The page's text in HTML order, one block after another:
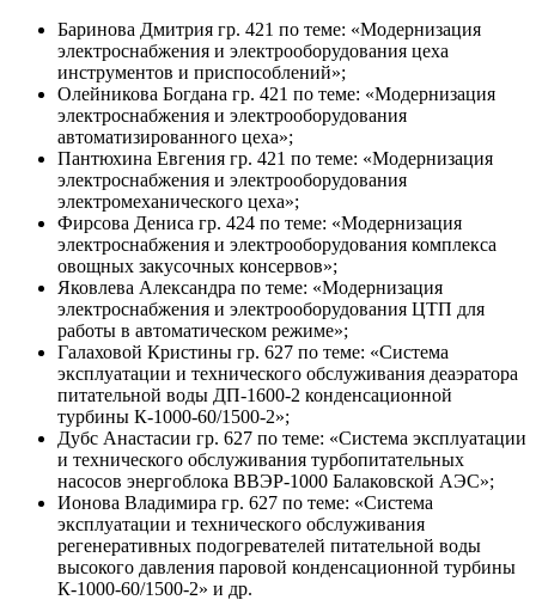
Баринова Дмитрия гр. 421 по теме: «Модернизация
электроснабжения и электрооборудования цеха
инструментов и приспособлений»;
Олейникова Богдана гр. 421 по теме: «Модернизация
электроснабжения и электрооборудования
автоматизированного цеха»;
Пантюхина Евгения гр. 421 по теме: «Модернизация
электроснабжения и электрооборудования
электромеханического цеха»;
Фирсова Дениса гр. 424 по теме: «Модернизация
электроснабжения и электрооборудования комплекса
овощных закусочных консервов»;
Яковлева Александра по теме: «Модернизация
электроснабжения и электрооборудования ЦТП для
работы в автоматическом режиме»;
Галаховой Кристины гр. 627 по теме: «Система
эксплуатации и технического обслуживания деаэратора
питательной воды ДП-1600-2 конденсационной
турбины К-1000-60/1500-2»;
Дубс Анастасии гр. 627 по теме: «Система эксплуатации
и технического обслуживания турбопитательных
насосов энергоблока ВВЭР-1000 Балаковской АЭС»;
Ионова Владимира гр. 627 по теме: «Система
эксплуатации и технического обслуживания
регенеративных подогревателей питательной воды
высокого давления паровой конденсационной турбины
К-1000-60/1500-2» и др.